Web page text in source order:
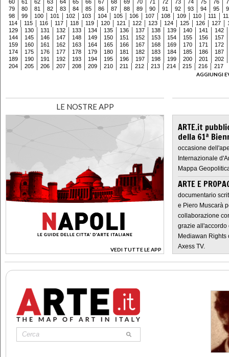
60 61 62 63 64 65 66 67 68 69 70 71 72 73 74 75 76
79
80 81 82 83 84 85 86 87 88 89 90 91 92 93 94 95
98
99 100 101 102 103 104 105 106 107 108 109 110 111
114
115 116 117 118 119 120 121 122 123 124 125 126 127
129
130 131 132 133 134 135 136 137 138 139 140 141
142
144
145 146 147 148 149 150 151 152 153 154 155 156
157
159
160 161 162 163 164 165 166 167 168 169 170 171
172
174
175 176 177 178 179 180 181 182 183 184 185 186
187
189
190 191 192 193 194 195 196 197 198 199 200 201
202
204
205 206 207 208 209 210 211 212 213 214 215 216
217
AGGIUNGI
LE NOSTRE APP
VEDI TUTTE LE APP
>
ARTE.it
della 61ª
occasione
Internazionale
Mappa
ARTE E
documentario
e Piero Muscarà
collaborazione
grazie all'accordo
Mediawan Rights
Axess TV.